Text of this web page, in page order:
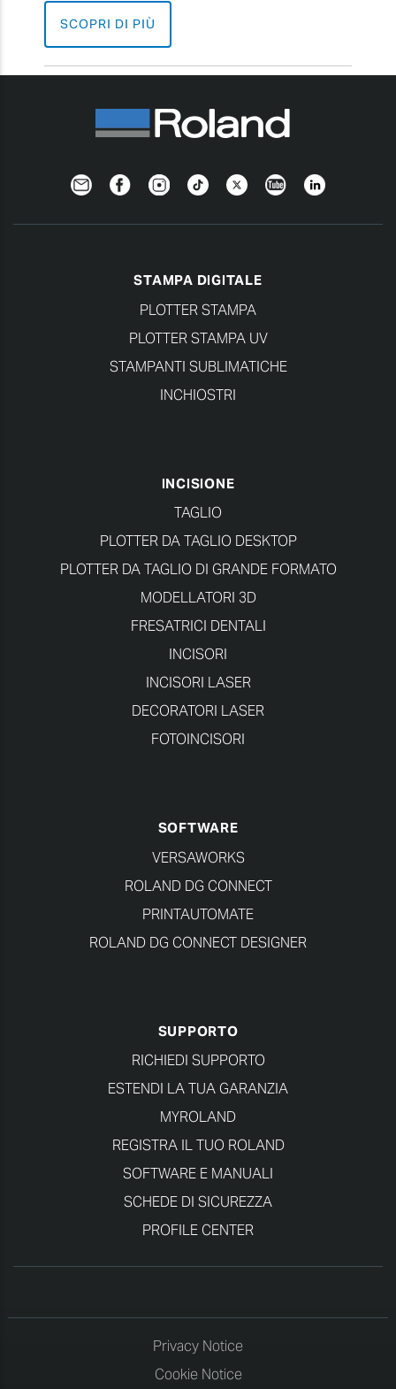
SCOPRI DI PIÙ
NewsletterFacebookInstagramTikTokTwitterYouTubeLinkedIn
STAMPA DIGITALE
PLOTTER STAMPA
PLOTTER STAMPA UV
STAMPANTI SUBLIMATICHE
INCHIOSTRI
INCISIONE
TAGLIO
PLOTTER DA TAGLIO DESKTOP
PLOTTER DA TAGLIO DI GRANDE FORMATO
MODELLATORI 3D
FRESATRICI DENTALI
INCISORI
INCISORI LASER
DECORATORI LASER
FOTOINCISORI
SOFTWARE
VERSAWORKS
ROLAND DG CONNECT
PRINTAUTOMATE
ROLAND DG CONNECT DESIGNER
SUPPORTO
RICHIEDI SUPPORTO
ESTENDI LA TUA GARANZIA
MYROLAND
REGISTRA IL TUO ROLAND
SOFTWARE E MANUALI
SCHEDE DI SICUREZZA
PROFILE CENTER
Privacy Notice
Cookie Notice